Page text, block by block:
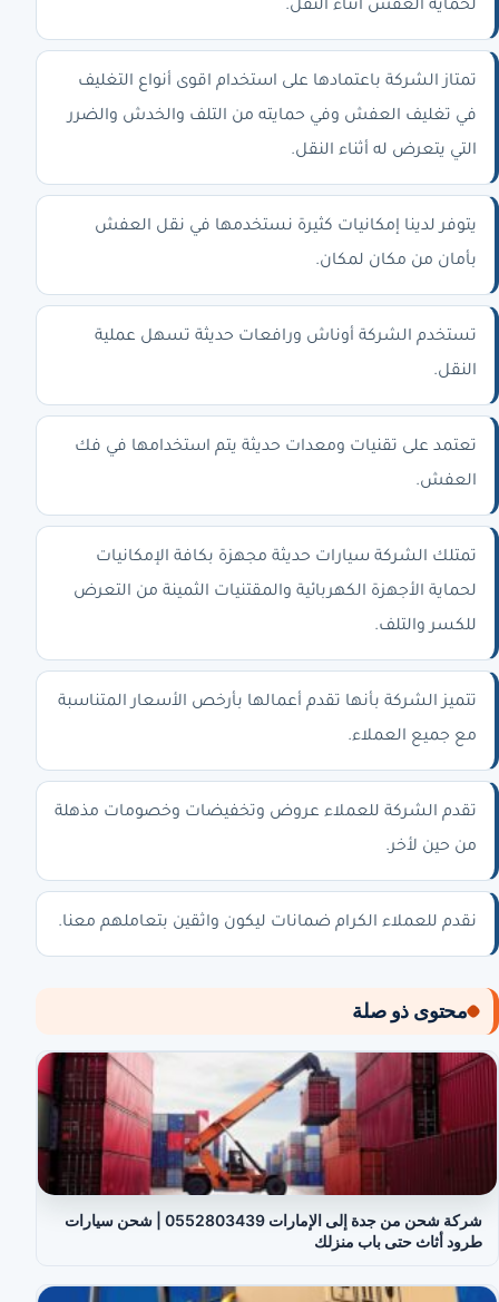
لحماية العفش أثناء النقل.
تمتاز الشركة باعتمادها على استخدام اقوى أنواع التغليف
في تغليف العفش وفي حمايته من التلف والخدش والضرر
التي يتعرض له أثناء النقل.
يتوفر لدينا إمكانيات كثيرة نستخدمها في نقل العفش
بأمان من مكان لمكان.
تستخدم الشركة أوناش ورافعات حديثة تسهل عملية
النقل.
تعتمد على تقنيات ومعدات حديثة يتم استخدامها في فك
العفش.
تمتلك الشركة سيارات حديثة مجهزة بكافة الإمكانيات
لحماية الأجهزة الكهربائية والمقتنيات الثمينة من التعرض
للكسر والتلف.
تتميز الشركة بأنها تقدم أعمالها بأرخص الأسعار المتناسبة
مع جميع العملاء.
تقدم الشركة للعملاء عروض وتخفيضات وخصومات مذهلة
من حين لأخر.
نقدم للعملاء الكرام ضمانات ليكون واثقين بتعاملهم معنا.
محتوى ذو صلة
شركة شحن من جدة إلى الإمارات 0552803439 | شحن سيارات
طرود أثاث حتى باب منزلك